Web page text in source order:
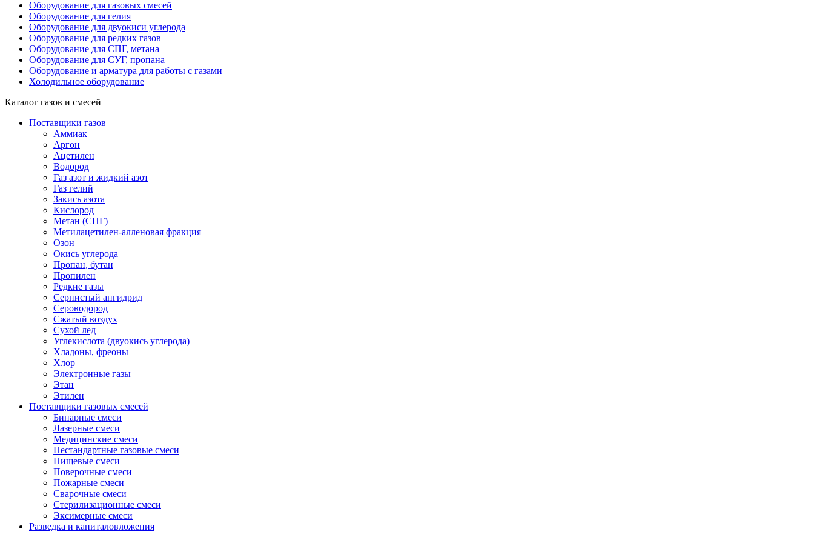
Оборудование для газовых смесей
Оборудование для гелия
Оборудование для двуокиси углерода
Оборудование для редких газов
Оборудование для СПГ, метана
Оборудование для СУГ, пропана
Оборудование и арматура для работы с газами
Холодильное оборудование
Каталог газов и смесей
Поставщики газов
Аммиак
Аргон
Ацетилен
Водород
Газ азот и жидкий азот
Газ гелий
Закись азота
Кислород
Метан (СПГ)
Метилацетилен-алленовая фракция
Озон
Окись углерода
Пропан, бутан
Пропилен
Редкие газы
Сернистый ангидрид
Сероводород
Сжатый воздух
Сухой лед
Углекислота (двуокись углерода)
Хладоны, фреоны
Хлор
Электронные газы
Этан
Этилен
Поставщики газовых смесей
Бинарные смеси
Лазерные смеси
Медицинские смеси
Нестандартные газовые смеси
Пищевые смеси
Поверочные смеси
Пожарные смеси
Сварочные смеси
Стерилизационные смеси
Эксимерные смеси
Разведка и капиталовложения